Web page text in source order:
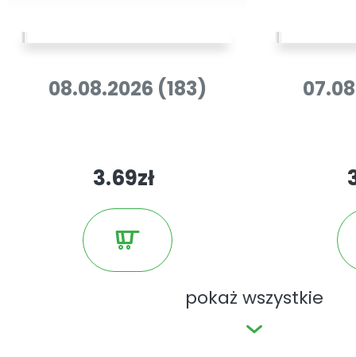
pokaż wszystkie
08.08.2026 (183)
3.69zł